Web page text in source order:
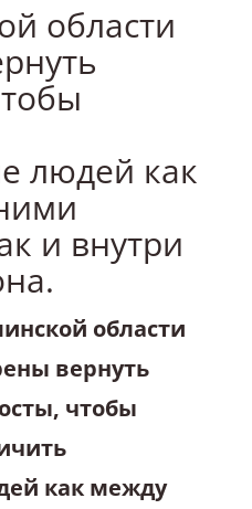
области
людей как
и внутри
области
вернуть
чтобы
как между